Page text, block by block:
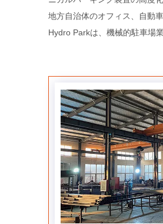
地方自治体のオフィス、自動
Hydro Parkは、機械的駐車場